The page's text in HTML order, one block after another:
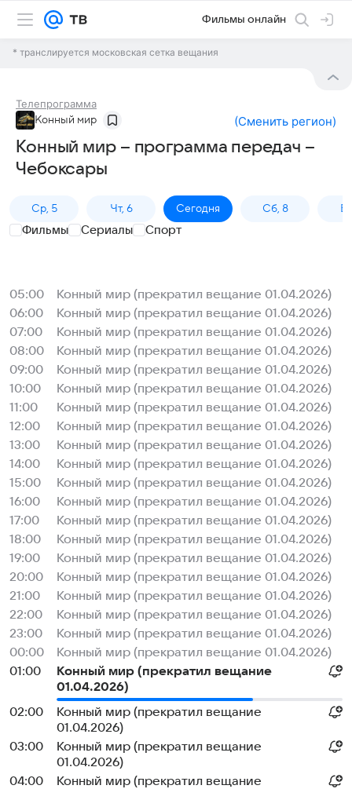
Фильмы онлайн
* транслируется московская сетка вещания
Телепрограмма
Конный мир (Сменить регион)
Конный мир – программа передач –
Чебоксары
Ср, 5 Чт, 6 Сегодня Сб, 8
Фильмы Сериалы Спорт
05:00
Конный мир (прекратил вещание 01.04.2026)
06:00
Конный мир (прекратил вещание 01.04.2026)
07:00
Конный мир (прекратил вещание 01.04.2026)
08:00
Конный мир (прекратил вещание 01.04.2026)
09:00
Конный мир (прекратил вещание 01.04.2026)
10:00
Конный мир (прекратил вещание 01.04.2026)
11:00
Конный мир (прекратил вещание 01.04.2026)
12:00
Конный мир (прекратил вещание 01.04.2026)
13:00
Конный мир (прекратил вещание 01.04.2026)
14:00
Конный мир (прекратил вещание 01.04.2026)
15:00
Конный мир (прекратил вещание 01.04.2026)
16:00
Конный мир (прекратил вещание 01.04.2026)
17:00
Конный мир (прекратил вещание 01.04.2026)
18:00
Конный мир (прекратил вещание 01.04.2026)
19:00
Конный мир (прекратил вещание 01.04.2026)
20:00
Конный мир (прекратил вещание 01.04.2026)
21:00
Конный мир (прекратил вещание 01.04.2026)
22:00
Конный мир (прекратил вещание 01.04.2026)
23:00
Конный мир (прекратил вещание 01.04.2026)
00:00
Конный мир (прекратил вещание 01.04.2026)
01:00
Конный мир (прекратил вещание
01.04.2026)
02:00
Конный мир (прекратил вещание
01.04.2026)
03:00
Конный мир (прекратил вещание
01.04.2026)
04:00
Конный мир (прекратил вещание